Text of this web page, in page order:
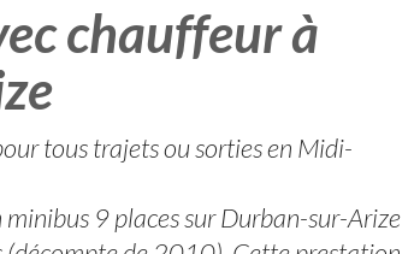
chauffeur à
tous trajets ou sorties en Midi-
9 places sur Durban-sur-Arize